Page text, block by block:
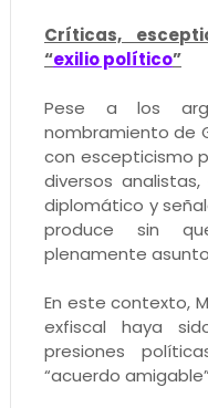
Críticas,
“exilio político”
Pese a los
nombramiento de
con escepticismo
diversos
diplomático y
produce sin
plenamente
En este contexto,
exfiscal haya
presiones
“acuerdo